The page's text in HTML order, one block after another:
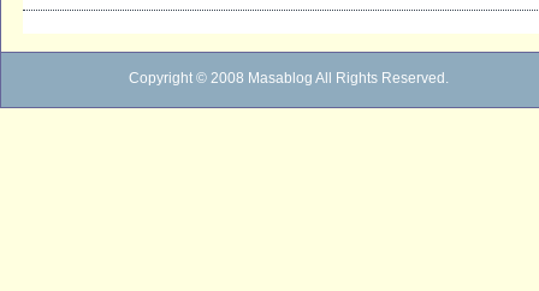
Copyright © 2008 Masablog All Rights Reserved.